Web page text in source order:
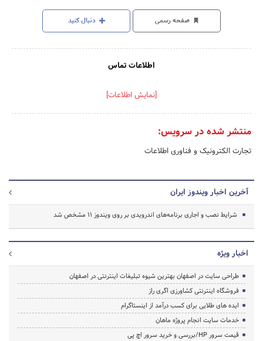
صفحه رسمی دنبال کنید
اطلاعات تماس
[نمایش اطلاعات]
منتشر شده در سرویس:
تجارت الکترونیک و فناوری اطلاعات
آخرین اخبار ویندوز ایران
شرایط نصب و اجاری برنامه‌های اندرویدی بر روی ویندوز ۱۱ مشخص شد
اخبار ویژه
طراحی سایت در اصفهان بهترین شیوه تبلیغات اینترنتی در اصفهان
فروشگاه اینترنتی کشاورزی اگری راز
ایده های طلایی برای کسب درآمد از اینستاگرام
خدمات سایت انجام پروژه ماهان
قیمت سرور HP/بررسی و خرید سرور اچ پی